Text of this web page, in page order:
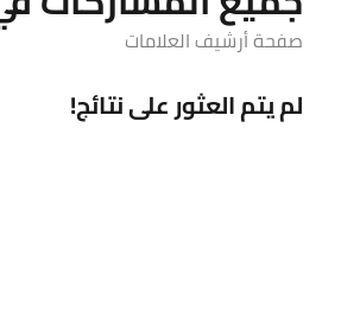
صفحة أرشيف العلامات
لم يتم العثور على نتائج!